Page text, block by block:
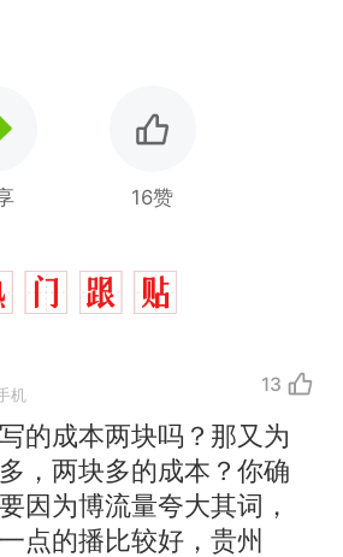
16赞
机 13
的成本两块吗？那又为
，两块多的成本？你确
因为博流量夸大其词，
点的播比较好，贵州